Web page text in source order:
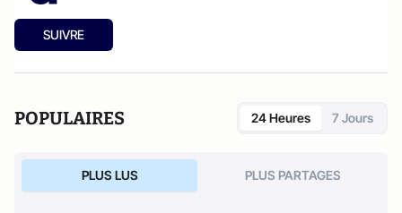
SUIVRE
POPULAIRES 24 Heures 7 Jours
PLUS LUS PLUS PARTAGES